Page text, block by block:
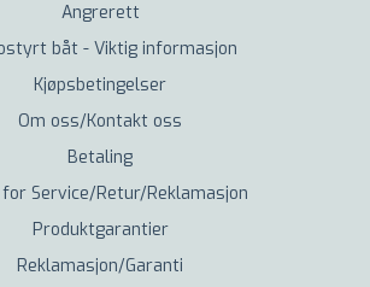
Angrerett
båt - Viktig informasjon
Kjøpsbetingelser
Om oss/Kontakt oss
Betaling
Service/Retur/Reklamasjon
Produktgarantier
Reklamasjon/Garanti